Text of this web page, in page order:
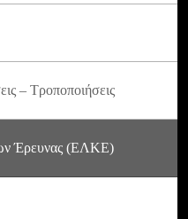
– Τροποποιήσεις
Έρευνας (ΕΛΚΕ)